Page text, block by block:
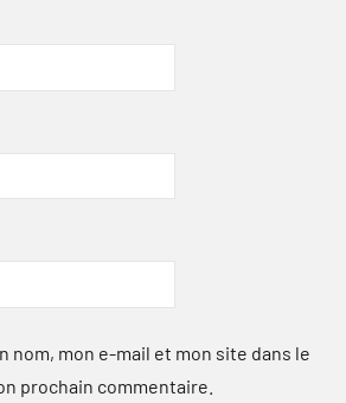
nom, mon e-mail et mon site dans le
prochain commentaire.